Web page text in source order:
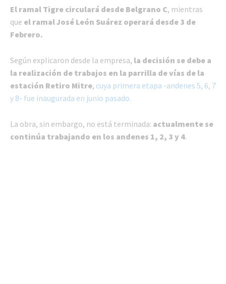
El ramal Tigre circulará desde Belgrano C, mientras
que el ramal José León Suárez operará desde 3 de
Febrero.
Según explicaron desde la empresa, la decisión se debe a
la realización de trabajos en la parrilla de vías de la
estación Retiro Mitre, cuya primera etapa -andenes 5, 6, 7
y 8- fue inaugurada en junio pasado.
La obra, sin embargo, no está terminada: actualmente se
continúa trabajando en los andenes 1, 2, 3 y 4.